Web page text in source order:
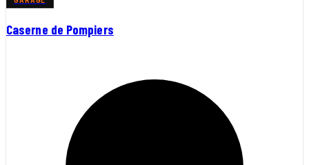
Caserne de Pompiers